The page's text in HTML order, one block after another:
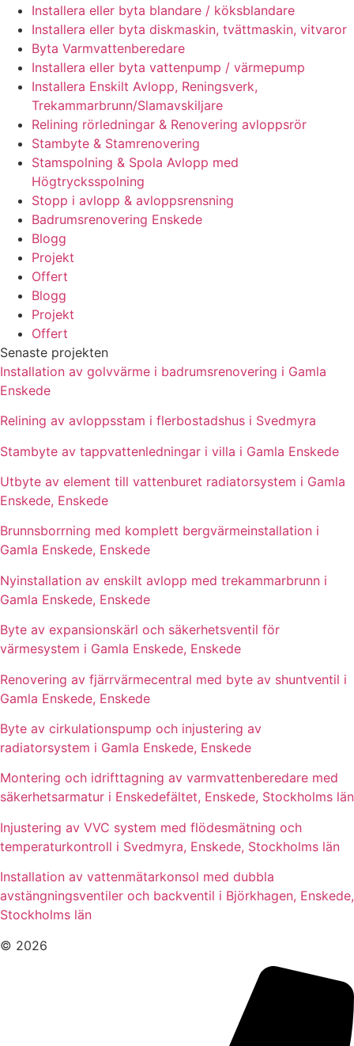
Installera eller byta blandare / köksblandare
Installera eller byta diskmaskin, tvättmaskin, vitvaror
Byta Varmvattenberedare
Installera eller byta vattenpump / värmepump
Installera Enskilt Avlopp, Reningsverk,
Trekammarbrunn/Slamavskiljare
Relining rörledningar & Renovering avloppsrör
Stambyte & Stamrenovering
Stamspolning & Spola Avlopp med
Högtrycksspolning
Stopp i avlopp & avloppsrensning
Badrumsrenovering Enskede
Blogg
Projekt
Offert
Blogg
Projekt
Offert
Senaste projekten
Installation av golvvärme i badrumsrenovering i Gamla
Enskede
Relining av avloppsstam i flerbostadshus i Svedmyra
Stambyte av tappvattenledningar i villa i Gamla Enskede
Utbyte av element till vattenburet radiatorsystem i Gamla
Enskede, Enskede
Brunnsborrning med komplett bergvärmeinstallation i
Gamla Enskede, Enskede
Nyinstallation av enskilt avlopp med trekammarbrunn i
Gamla Enskede, Enskede
Byte av expansionskärl och säkerhetsventil för
värmesystem i Gamla Enskede, Enskede
Renovering av fjärrvärmecentral med byte av shuntventil i
Gamla Enskede, Enskede
Byte av cirkulationspump och injustering av
radiatorsystem i Gamla Enskede, Enskede
Montering och idrifttagning av varmvattenberedare med
säkerhetsarmatur i Enskedefältet, Enskede, Stockholms län
Injustering av VVC system med flödesmätning och
temperaturkontroll i Svedmyra, Enskede, Stockholms län
Installation av vattenmätarkonsol med dubbla
avstängningsventiler och backventil i Björkhagen, Enskede,
Stockholms län
© 2026